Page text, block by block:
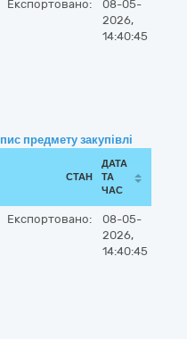
Експортовано:
08-05-
2026,
14:40:45
предмету закупівлі
СТАН
ДАТА
ТА
ЧАС
Експортовано:
08-05-
2026,
14:40:45